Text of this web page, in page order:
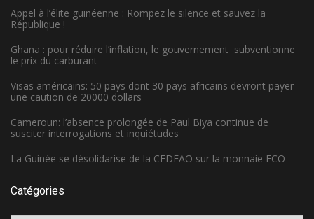
Appel à l’élite guinéenne : Rompez le silence et sauvez la
République !
Ghana : pour réduire l’inflation, le gouvernement subventionne
le prix du carburant
Visas américains: 50 pays dont 30 pays africains devront payer
une caution de 20000 dollars
Cameroun: l’absence prolongée de Paul Biya continue de
susciter interrogations et inquiétudes
La Guinée se désolidarise de la CEDEAO sur la monnaie ECO
Catégories